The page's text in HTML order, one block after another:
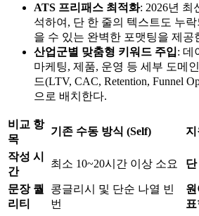
ATS 프리패스 최적화: 2026년 최
석하여, 단 한 줄의 텍스트도 누
을 수 있는 완벽한 포맷팅을 제공
산업군별 맞춤형 키워드 주입: 데
마케팅, 제품, 운영 등 세부 도메
드(LTV, CAC, Retention, Funnel
으로 배치한다.
비교 항
목
기존 수동 방식 (Self)
작성 시
간
최소 10~20시간 이상 소요
문장 퀄
리티
콩글리시 및 단순 나열 빈
번
표